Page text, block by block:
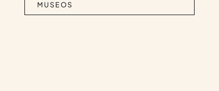
MUSEOS